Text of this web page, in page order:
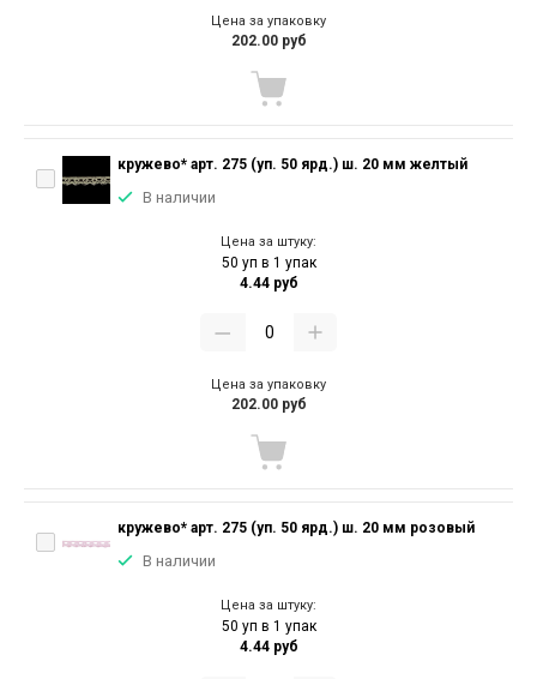
Цена за упаковку
202.00 руб
кружево* арт. 275 (уп. 50 ярд.) ш. 20 мм желтый
В наличии
Цена за штуку:
50 уп в 1 упак
4.44 руб
Цена за упаковку
202.00 руб
кружево* арт. 275 (уп. 50 ярд.) ш. 20 мм розовый
В наличии
Цена за штуку:
50 уп в 1 упак
4.44 руб